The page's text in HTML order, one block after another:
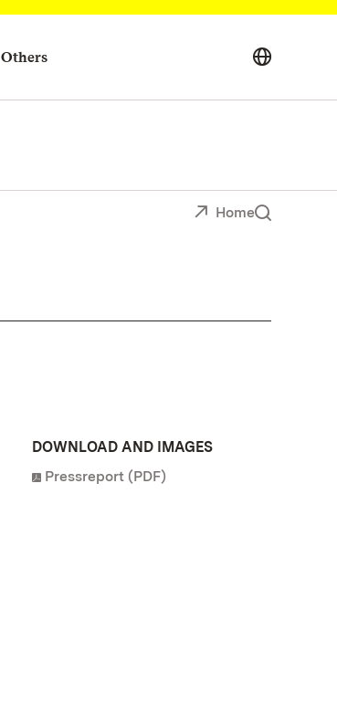
Others
Home
DOWNLOAD AND IMAGES
Pressreport (PDF)